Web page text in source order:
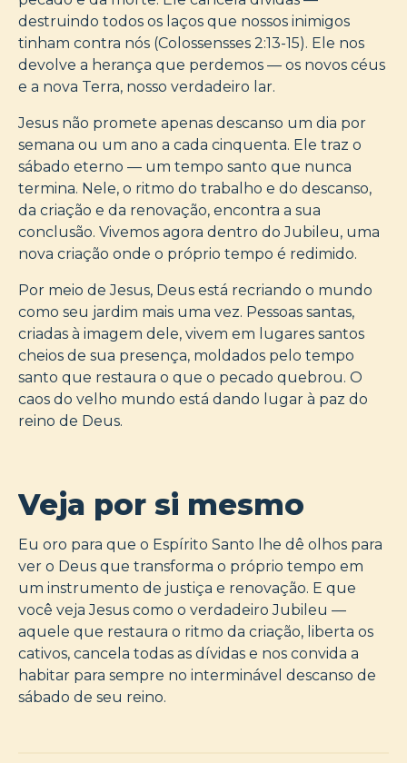
destruindo todos os laços que nossos inimigos
tinham contra nós (Colossensses 2:13-15). Ele nos
devolve a herança que perdemos — os novos céus
e a nova Terra, nosso verdadeiro lar.
Jesus não promete apenas descanso um dia por
semana ou um ano a cada cinquenta. Ele traz o
sábado eterno — um tempo santo que nunca
termina. Nele, o ritmo do trabalho e do descanso,
da criação e da renovação, encontra a sua
conclusão. Vivemos agora dentro do Jubileu, uma
nova criação onde o próprio tempo é redimido.
Por meio de Jesus, Deus está recriando o mundo
como seu jardim mais uma vez. Pessoas santas,
criadas à imagem dele, vivem em lugares santos
cheios de sua presença, moldados pelo tempo
santo que restaura o que o pecado quebrou. O
caos do velho mundo está dando lugar à paz do
reino de Deus.
Veja por si mesmo
Eu oro para que o Espírito Santo lhe dê olhos para
ver o Deus que transforma o próprio tempo em
um instrumento de justiça e renovação. E que
você veja Jesus como o verdadeiro Jubileu —
aquele que restaura o ritmo da criação, liberta os
cativos, cancela todas as dívidas e nos convida a
habitar para sempre no interminável descanso de
sábado de seu reino.